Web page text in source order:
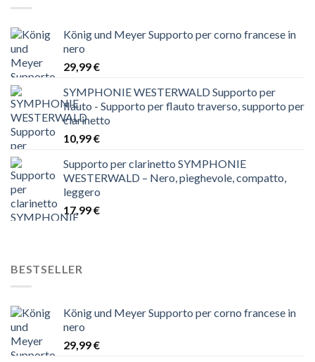
König und Meyer Supporto per corno francese in
nero
29,99€
SYMPHONIE WESTERWALD Supporto per
flauto - Supporto per flauto traverso, supporto per
clarinetto
10,99€
Supporto per clarinetto SYMPHONIE
WESTERWALD – Nero, pieghevole, compatto,
leggero
17,99€
BESTSELLER
König und Meyer Supporto per corno francese in
nero
29,99€